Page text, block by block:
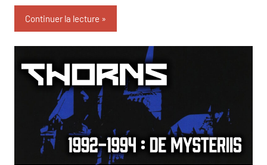
Continuer la lecture